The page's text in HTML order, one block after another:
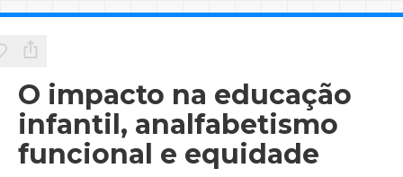
O impacto na educação
infantil, analfabetismo
funcional e equidade